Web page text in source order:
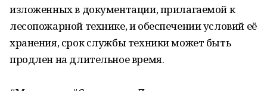
изложенных в документации, прилагаемой к
лесопожарной технике, и обеспечении условий её
хранения, срок службы техники может быть
продлен на длительное время.